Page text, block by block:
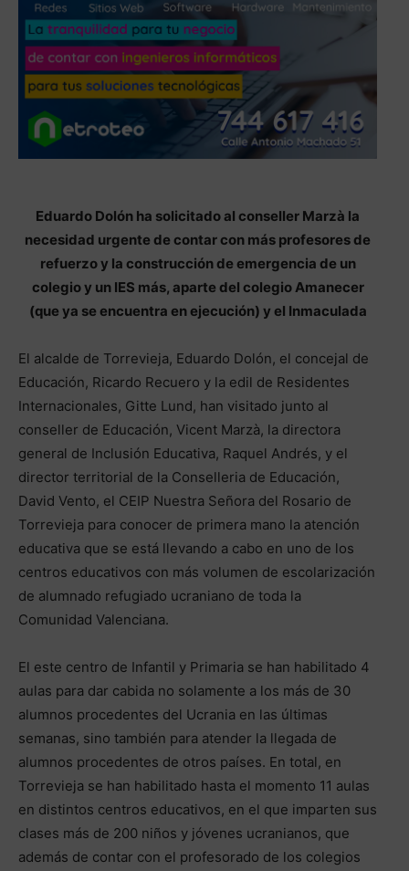
Eduardo Dolón ha solicitado al conseller Marzà la
necesidad urgente de contar con más profesores de
refuerzo y la construcción de emergencia de un
colegio y un IES más, aparte del colegio Amanecer
(que ya se encuentra en ejecución) y el Inmaculada
El alcalde de Torrevieja, Eduardo Dolón, el concejal de
Educación, Ricardo Recuero y la edil de Residentes
Internacionales, Gitte Lund, han visitado junto al
conseller de Educación, Vicent Marzà, la directora
general de Inclusión Educativa, Raquel Andrés, y el
director territorial de la Conselleria de Educación,
David Vento, el CEIP Nuestra Señora del Rosario de
Torrevieja para conocer de primera mano la atención
educativa que se está llevando a cabo en uno de los
centros educativos con más volumen de escolarización
de alumnado refugiado ucraniano de toda la
Comunidad Valenciana.
El este centro de Infantil y Primaria se han habilitado 4
aulas para dar cabida no solamente a los más de 30
alumnos procedentes del Ucrania en las últimas
semanas, sino también para atender la llegada de
alumnos procedentes de otros países. En total, en
Torrevieja se han habilitado hasta el momento 11 aulas
en distintos centros educativos, en el que imparten sus
clases más de 200 niños y jóvenes ucranianos, que
además de contar con el profesorado de los colegios